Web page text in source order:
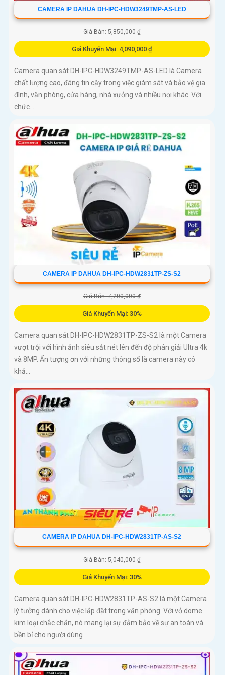
CAMERA IP DAHUA DH-IPC-HDW3249TMP-AS-LED
Giá Bán: 5,850,000 ₫
Giá Khuyến Mại: 4,090,000 ₫
Camera quan sát DH-IPC-HDW3249TMP-AS-LED là Camera
chất lượng cao, đáng tin cậy trong việc giám sát và bảo vệ gia
đình, văn phòng, cửa hàng, nhà xưởng và nhiều nơi khác. Với
chức...
CAMERA IP DAHUA DH-IPC-HDW2831TP-ZS-S2
Giá Bán: 7,200,000 ₫
Giá Khuyến Mại: 30%
Camera quan sát DH-IPC-HDW2831TP-ZS-S2 là một Camera
vượt trội với hình ảnh siêu sắt nét lên đến độ phân giải Ultra 4k
và 8MP. Ấn tượng ơn với những thông số là camera này có
khả...
CAMERA IP DAHUA DH-IPC-HDW2831TP-AS-S2
Giá Bán: 5,040,000 ₫
Giá Khuyến Mại: 30%
Camera quan sát DH-IPC-HDW2831TP-AS-S2 là một Camera
lý tưởng dành cho việc lắp đặt trong văn phòng. Với vỏ dome
kim loại chắc chắn, nó mang lại sự đảm bảo về sự an toàn và
bền bỉ cho người dùng